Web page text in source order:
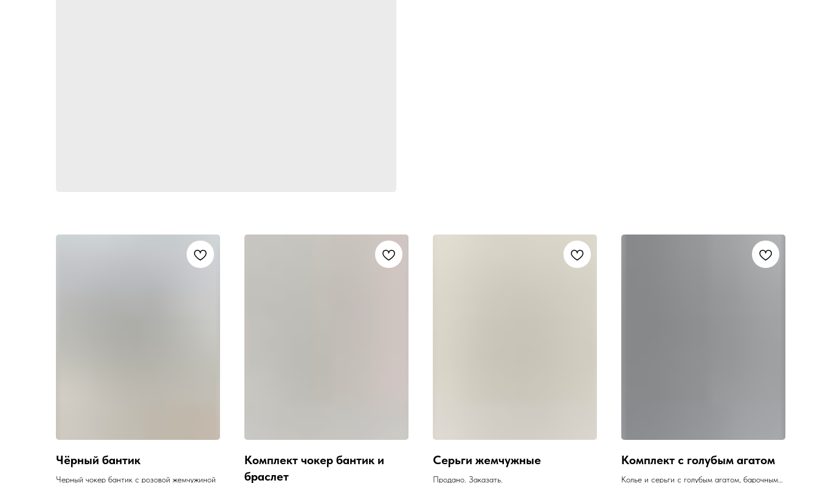
Чёрный бантик
Черный чокер бантик с розовой жемчужиной
Комплект чокер бантик и
браслет
Серьги жемчужные
Продано. Заказать.
Комплект с голубым агатом
Колье и серьги с голубым агатом, барочным